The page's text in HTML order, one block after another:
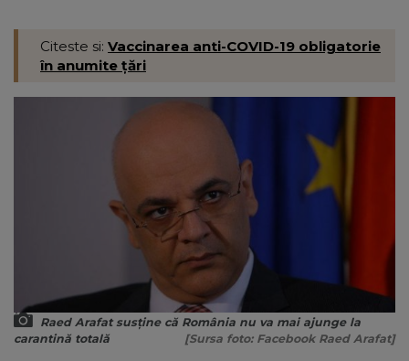
Citeste si: Vaccinarea anti-COVID-19 obligatorie
în anumite țări
Raed Arafat susține că România nu va mai ajunge la
carantină totală
[Sursa foto: Facebook Raed Arafat]